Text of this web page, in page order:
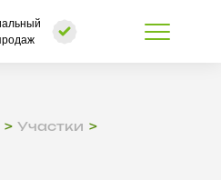
Участки